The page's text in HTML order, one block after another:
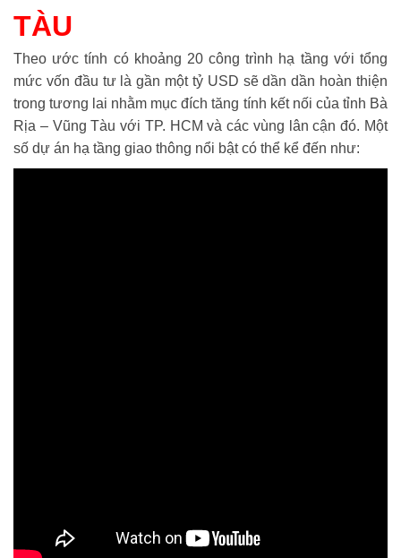
TÀU
Theo ước tính có khoảng 20 công trình hạ tầng với tổng
mức vốn đầu tư là gần một tỷ USD sẽ dần dần hoàn thiện
trong tương lai nhằm mục đích tăng tính kết nối của tỉnh Bà
Rịa – Vũng Tàu với TP. HCM và các vùng lân cận đó. Một
số dự án hạ tầng giao thông nổi bật có thể kể đến như: